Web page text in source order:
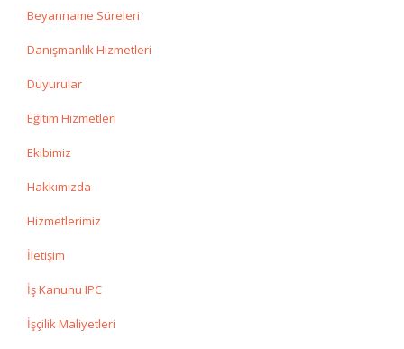
Beyanname Süreleri
Danışmanlık Hizmetleri
Duyurular
Eğitim Hizmetleri
Ekibimiz
Hakkımızda
Hizmetlerimiz
İletişim
İş Kanunu IPC
İşçilik Maliyetleri